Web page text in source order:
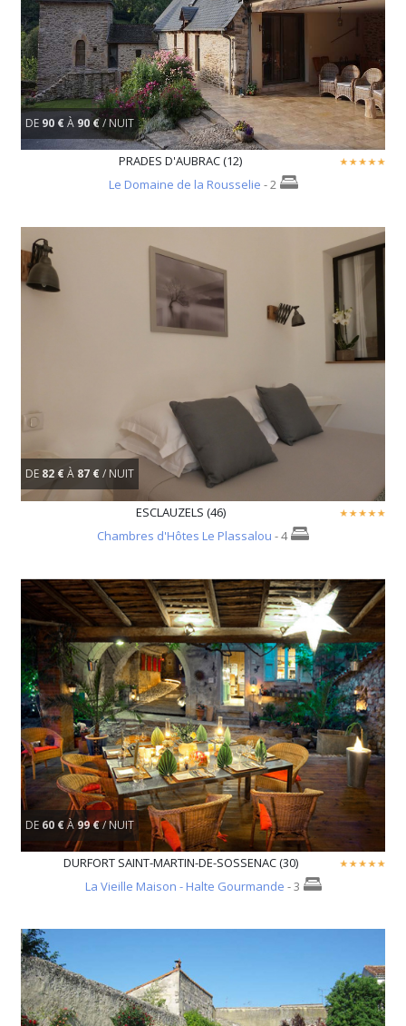
DE 90 €À 90 €/ NUIT
PRADES D'AUBRAC (12)
Le Domaine de la Rousselie - 2
DE 82 €À 87 €/ NUIT
ESCLAUZELS (46)
Chambres d'Hôtes Le Plassalou - 4
DE 60 €À99 €/ NUIT
DURFORT SAINT-MARTIN-DE-SOSSENAC (30)
La Vieille Maison - Halte Gourmande - 3